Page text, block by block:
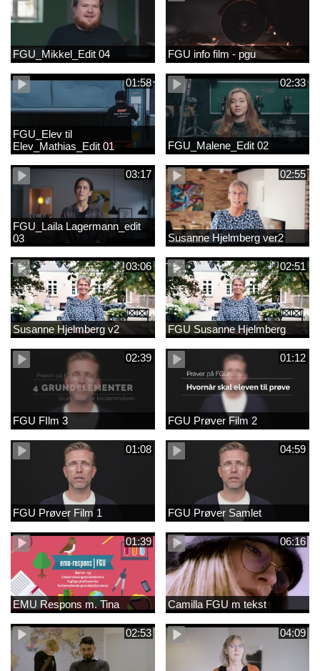
FGU_Mikkel_Edit 04 FGU info film - pgu
01:58
FGU_Elev til
Elev_Mathias_Edit 01
02:33
FGU_Malene_Edit 02
03:17
FGU_Laila Lagermann_edit
03
02:55
Susanne Hjelmberg ver2
03:06
Susanne Hjelmberg v2
02:51
FGU Susanne Hjelmberg
02:39
FGU FIlm 3
01:12
FGU Prøver Film 2
01:08
FGU Prøver Film 1
04:59
FGU Prøver Samlet
01:39
EMU Respons m. Tina
06:16
Camilla FGU m tekst
02:53 04:09